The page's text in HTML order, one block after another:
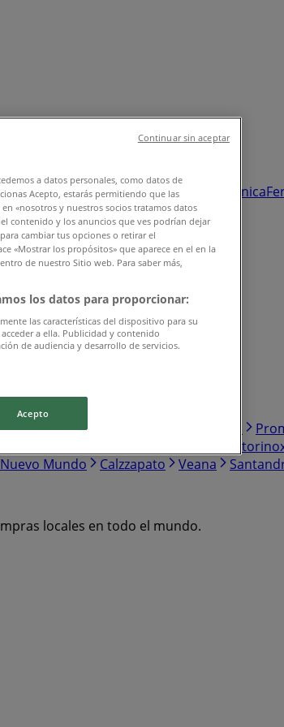
ClasesHogarFarmacias y Salud Electrónica
Ópticas
Honda Las Alitas
Mundo Calzzapato Veana
locales en todo el mundo.
a datos personales, como datos de
Acepto, estarás permitiendo que las
«nosotros y nuestros socios tratamos datos
contenido y los anuncios que ves podrían dejar
cambiar tus opciones o retirar el
«Mostrar los propósitos» que aparece en el en la
de nuestro Sitio web. Para saber más,
los datos para proporcionar:
las características del dispositivo para su
a ella. Publicidad y contenido
de audiencia y desarrollo de servicios.
Acepto
Continuar sin aceptar